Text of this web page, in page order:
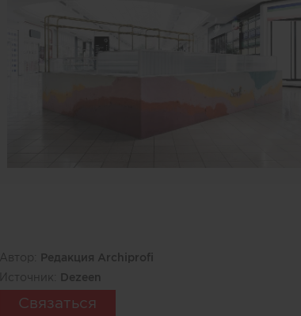
Автор: Редакция Archiprofi
Источник:
Dezeen
Связаться